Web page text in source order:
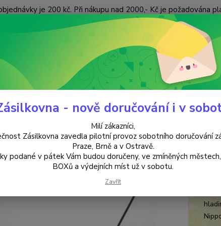
je 200 kč. Při nákupu nad 2000,- Kč je požadována
KONTAKTY
Hledat
(Po-
Japonské vonné tyčinky - Voda
vonné tyčinky - Voda
- nově doručování i v
Milí zákazníci,
Zásilkovna zavedla pilotní provoz sobotního doručování
Praze, Brně a v Ostravě.
podané v pátek Vám budou doručeny, ve zmíněných
BOXů a výdejních míst už v sobotu.
Zavřít